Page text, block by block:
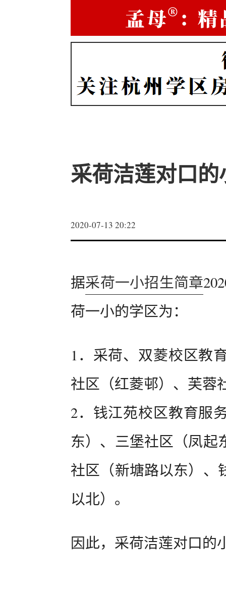
采荷洁莲对口的
2020-07-13 20:22
据采荷一小招生简章
荷一小的学区为：
1．采荷、双菱校区教
社区（红菱邨）、芙蓉
2．钱江苑校区教育服
东）、三堡社区（凤起
社区（新塘路以东）、
以北）。
因此，采荷洁莲对口的